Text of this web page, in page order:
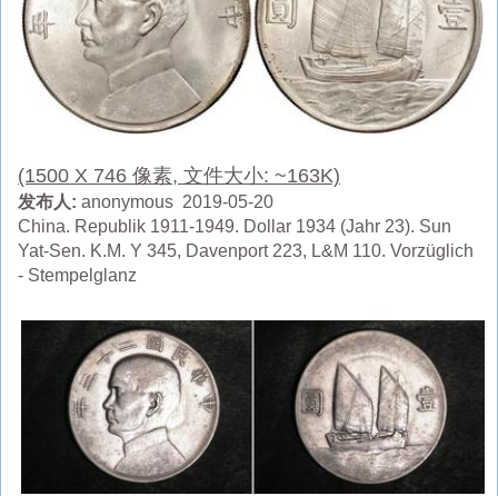
(1500 X 746 像素, 文件大小: ~163K)
发布人: anonymous 2019-05-20
China. Republik 1911-1949. Dollar 1934 (Jahr 23). Sun
Yat-Sen. K.M. Y 345, Davenport 223, L&M 110. Vorzüglich
- Stempelglanz